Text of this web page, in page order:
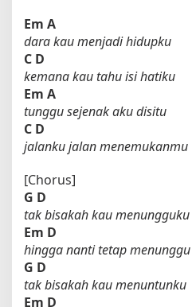
Em A
dara kau menjadi hidupku
C D
kemana kau tahu isi hatiku
Em A
tunggu sejenak aku disitu
C D
jalanku jalan menemukanmu
[Chorus]
G D
tak bisakah kau menungguku
Em D
hingga nanti tetap menunggu
G D
tak bisakah kau menuntunku
Em D